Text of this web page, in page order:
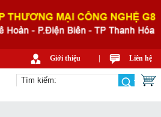
Giới thiệu Liên hệ